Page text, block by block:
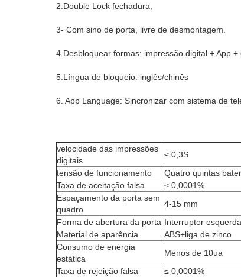
2.Double Lock fechadura,
3- Com sino de porta, livre de desmontagem.
4.Desbloquear formas: impressão digital + App
5.Língua de bloqueio: inglês/chinês
6. App Language: Sincronizar com sistema de
velocidade das impressões
digitais
≤ 0,3S
tensão de funcionamento
Quatro quintas
Taxa de aceitação falsa
≤ 0,0001%
Espaçamento da porta sem
quadro
4-15 mm
Forma de abertura da porta Interruptor
Material de aparência
ABS+liga de zinco
Consumo de energia
estática
Menos de 10ua
Taxa de rejeição falsa
≤ 0,0001%